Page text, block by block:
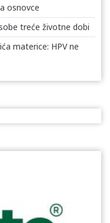
osnovce
treće životne dobi
materice: HPV ne